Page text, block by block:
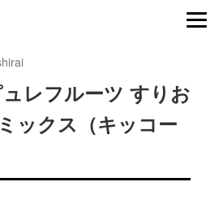
レフルーツ すりお
ックス（キッコー